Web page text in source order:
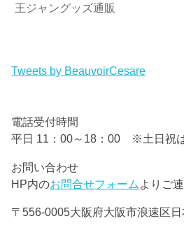
王ジャングッズ通販
Tweets by BeauvoirCesare
電話受付時間
平日 11：00～18：00 ※土日祝は
お問い合わせ
HP内のお問合せフォーム よりご
〒556-0005大阪府大阪市浪速区